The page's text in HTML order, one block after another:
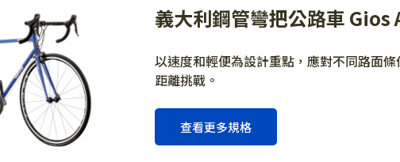
義大利鋼管彎把公路車
以速度和輕便為設計重點，應對不同路面
距離挑戰。
查看更多規格